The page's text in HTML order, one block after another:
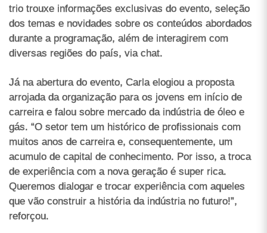
trio trouxe informações exclusivas do evento, seleção
dos temas e novidades sobre os conteúdos abordados
durante a programação, além de interagirem com
diversas regiões do país, via chat.
Já na abertura do evento, Carla elogiou a proposta
arrojada da organização para os jovens em início de
carreira e falou sobre mercado da indústria de óleo e
gás. “O setor tem um histórico de profissionais com
muitos anos de carreira e, consequentemente, um
acumulo de capital de conhecimento. Por isso, a troca
de experiência com a nova geração é super rica.
Queremos dialogar e trocar experiência com aqueles
que vão construir a história da indústria no futuro!”,
reforçou.